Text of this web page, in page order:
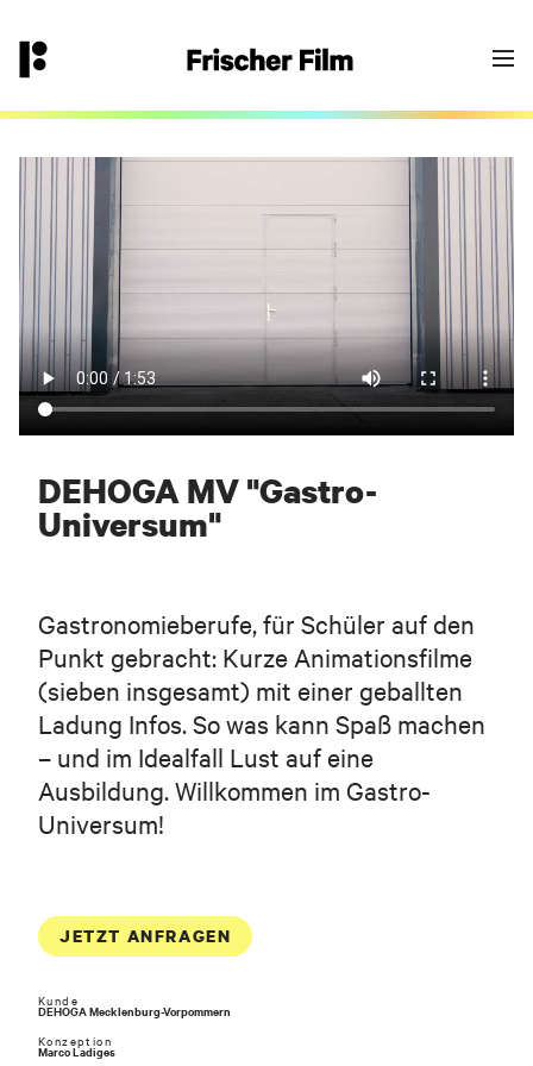
DEHOGA MV "Gastro-
Universum"
Gastronomieberufe, für Schüler auf den
Punkt gebracht: Kurze Animationsfilme
(sieben insgesamt) mit einer geballten
Ladung Infos. So was kann Spaß machen
– und im Idealfall Lust auf eine
Ausbildung. Willkommen im Gastro-
Universum!
JETZT ANFRAGEN
Kunde
DEHOGA Mecklenburg-Vorpommern
Konzeption
Marco Ladiges
040 18 100 11 - 0 hallo@frischerfilm.de
Goodbye Einheitsbrei?
Yes - let’s go! Fülle das Formular aus oder
Email/Telefonnummer. Wir melden uns bei
Dein Frischer-Film-Projekt-Team
Telefon (optional)